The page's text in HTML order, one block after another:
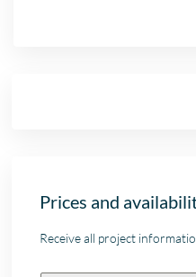
Prices and
Receive all project